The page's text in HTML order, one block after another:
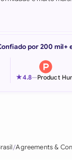
por 200 mil+
★4.8—Product
Agreements &